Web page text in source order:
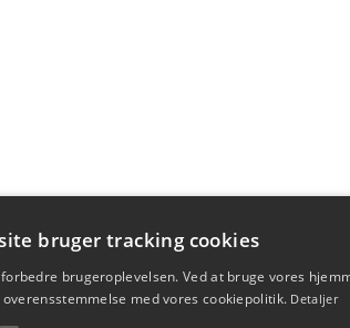
bruger tracking cookies
brugeroplevelsen. Ved at bruge vores
med vores cookiepolitik. Detaljer